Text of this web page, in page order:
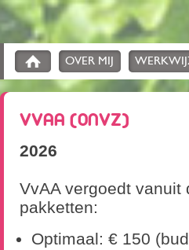
OVER MIJ
VVAA (ONVZ)
2026
VvAA vergoedt
pakketten:
Optimaal: € 150